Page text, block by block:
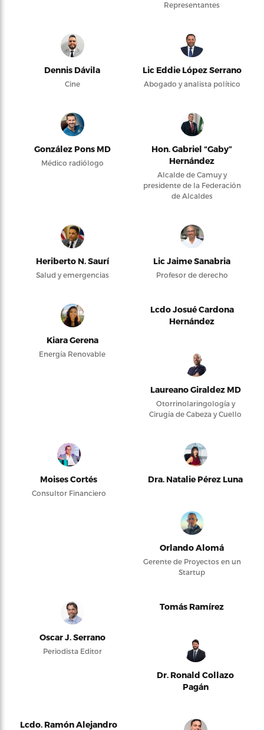
Representantes
Dennis Dávila
Cine
Lic Eddie López Serrano
Abogado y analista político
González Pons MD
Médico radiólogo
Hon. Gabriel “Gaby”
Hernández
Alcalde de Camuy y
presidente de la Federación
de Alcaldes
Heriberto N. Saurí
Salud y emergencias
Lic Jaime Sanabria
Profesor de derecho
Kiara Gerena
Energía Renovable
Lcdo Josué Cardona
Hernández
Laureano Giraldez MD
Otorrinolaringología y
Cirugía de Cabeza y Cuello
Moises Cortés
Consultor Financiero
Dra. Natalie Pérez Luna
Orlando Alomá
Gerente de Proyectos en un
Startup
Oscar J. Serrano
Periodista Editor
Tomás Ramírez
Dr. Ronald Collazo
Pagán
Lcdo. Ramón Alejandro